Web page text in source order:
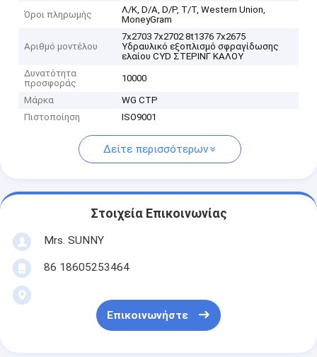
Όροι πληρωμής
Λ/Κ, D/A, D/P, T/T, Western Union,
MoneyGram
Αριθμό μοντέλου
7x2703 7x2702 8t1376 7x2675
Υδραυλικό εξοπλισμό σφραγίδωσης
ελαίου CYD ΣΤΕΡΙΝΓ ΚΑΛΟΥ
Δυνατότητα
προσφοράς
10000
Μάρκα
WG CTP
Πιστοποίηση
ISO9001
Δείτε περισσότερων
Στοιχεία Επικοινωνίας
Mrs. SUNNY
86 18605253464
Επικοινωνήστε